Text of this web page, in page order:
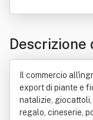
Il commercio
export di piante e
natalizie,
regalo, cineserie,